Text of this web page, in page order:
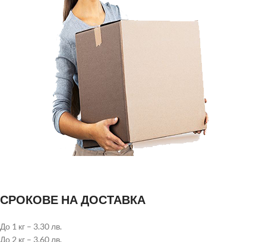
СРОКОВЕ НА ДОСТАВКА
До 1 кг – 3.30 лв.
До 2 кг – 3.60 лв.